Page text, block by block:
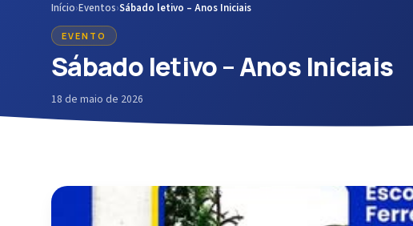
Início›Eventos›Sábado letivo – Anos Iniciais
EVENTO
Sábado letivo – Anos Iniciais
18 de maio de 2026